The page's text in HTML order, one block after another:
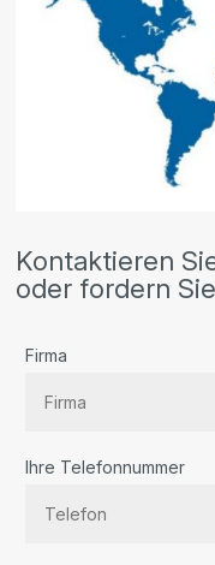
Kontaktieren
oder fordern
Firma
Ihre Telefonnummer